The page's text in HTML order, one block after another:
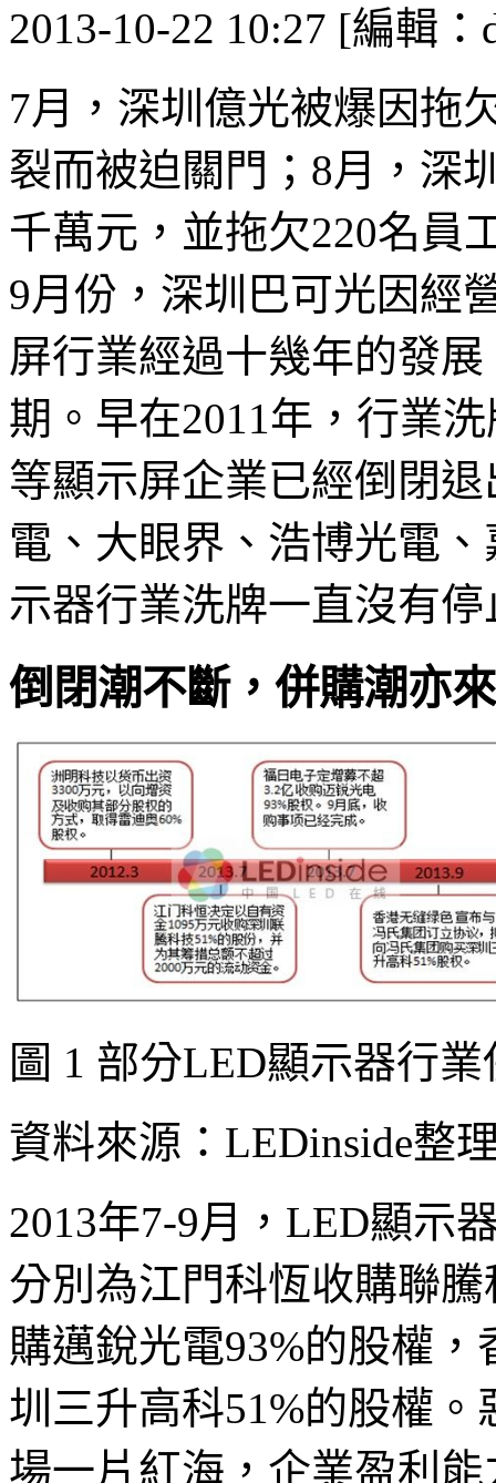
2013-10-22 10:27 [編輯：
7月，深圳億光被爆因拖
裂而被迫關門；8月，深
千萬元，並拖欠220名員
9月份，深圳巴可光因經
屏行業經過十幾年的發
期。早在2011年，行業
等顯示屏企業已經倒閉
電、大眼界、浩博光電
示器行業洗牌一直沒有停
倒閉潮不斷，併購潮亦
圖 1 部分LED顯示器行
資料來源：LEDinside整
2013年7-9月，LED顯示
分別為江門科恆收購聯
購邁銳光電93%的股權
圳三升高科51%的股權
場一片紅海，企業盈利